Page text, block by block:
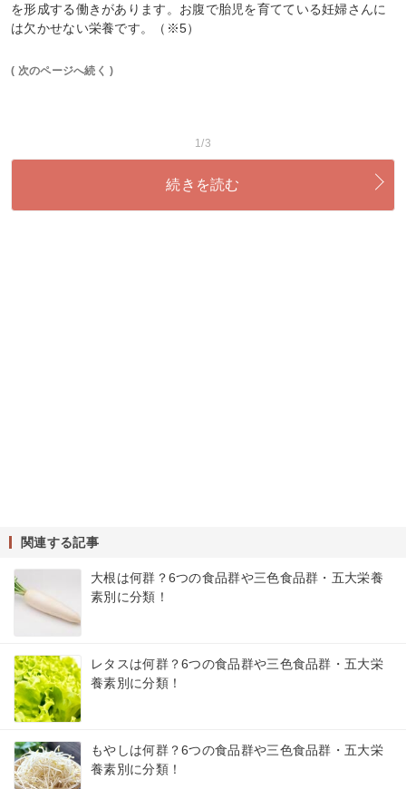
を形成する働きがあります。お腹で胎児を育てている妊婦さんに
は欠かせない栄養です。（※5）
( 次のページへ続く )
1/3
続きを読む
関連する記事
大根は何群？6つの食品群や三色食品群・五大栄養
素別に分類！
レタスは何群？6つの食品群や三色食品群・五大栄
養素別に分類！
もやしは何群？6つの食品群や三色食品群・五大栄
養素別に分類！